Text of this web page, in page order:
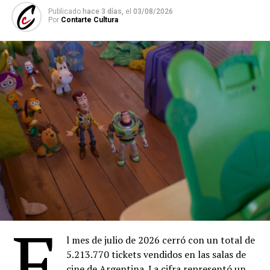
Publicado hace 3 días, el 03/08/2026
Por Contarte Cultura
l mes de julio de 2026 cerró con un total de
5.213.770 tickets vendidos en las salas de